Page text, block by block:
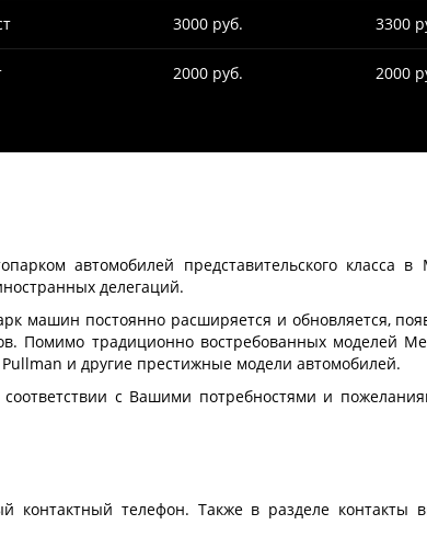
3000 руб. 3300
2000 руб. 2000
автомобилей представительского класса
делегаций.
машин постоянно расширяется и обновляется,
Помимо традиционно востребованных моделей
и другие престижные модели автомобилей.
с Вашими потребностями и
контактный телефон. Также в разделе